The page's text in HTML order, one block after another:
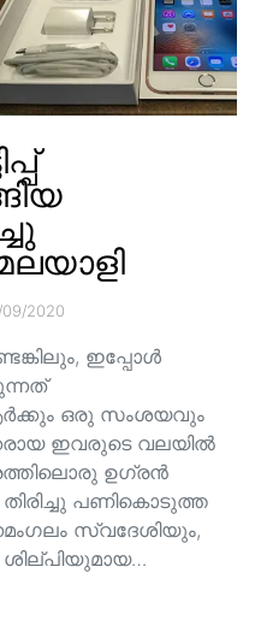
09/2020
ഇപ്പോൾ
ഒരു സംശയവും
ഇവരുടെ വലയിൽ
ഉഗ്രൻ
തിരിച്ചു പണികൊടുത്ത
സ്വദേശിയും,